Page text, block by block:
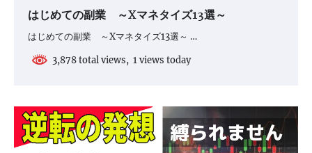
はじめての副業 ～Xマネタイズ13選～
はじめての副業 ～Xマネタイズ13選～ …
3,878 total views, 1 views today